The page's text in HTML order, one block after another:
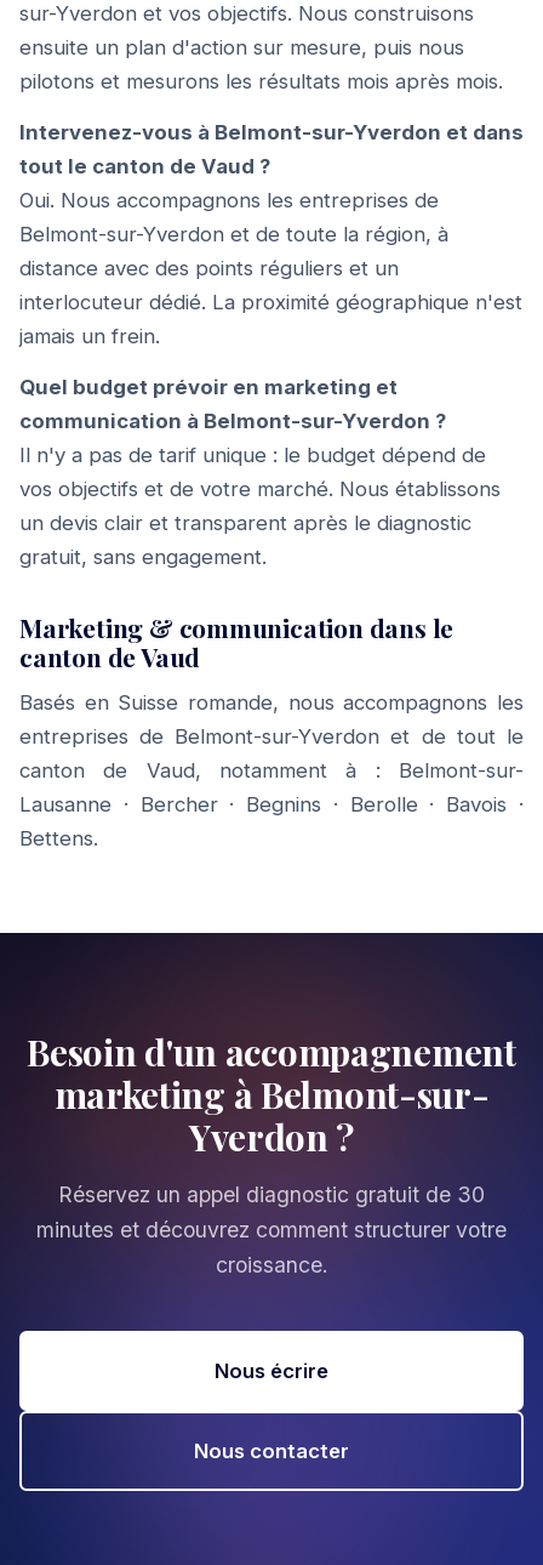
sur-Yverdon et vos objectifs. Nous construisons
ensuite un plan d'action sur mesure, puis nous
pilotons et mesurons les résultats mois après mois.
Intervenez-vous à Belmont-sur-Yverdon et dans
tout le canton de Vaud ?
Oui. Nous accompagnons les entreprises de
Belmont-sur-Yverdon et de toute la région, à
distance avec des points réguliers et un
interlocuteur dédié. La proximité géographique n'est
jamais un frein.
Quel budget prévoir en marketing et
communication à Belmont-sur-Yverdon ?
Il n'y a pas de tarif unique : le budget dépend de
vos objectifs et de votre marché. Nous établissons
un devis clair et transparent après le diagnostic
gratuit, sans engagement.
Marketing & communication dans le
canton de Vaud
Basés en Suisse romande, nous accompagnons les
entreprises de Belmont-sur-Yverdon et de tout le
canton de Vaud, notamment à : Belmont-sur-
Lausanne · Bercher· Begnins · Berolle · Bavois ·
Bettens.
Besoin d'un accompagnement
marketing à Belmont-sur-
Yverdon ?
Réservez un appel diagnostic gratuit de 30
minutes et découvrez comment structurer votre
croissance.
Nous écrire
Nous contacter